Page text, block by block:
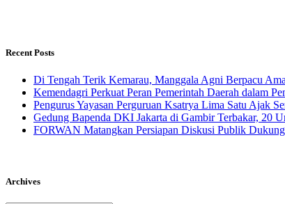
Recent Posts
​Di Tengah Terik Kemarau, Manggala Agni Berpacu
Kemendagri Perkuat Peran Pemerintah Daerah dalam
Pengurus Yayasan Perguruan Ksatrya Lima Satu Ajak
Gedung Bapenda DKI Jakarta di Gambir Terbakar, 20
FORWAN Matangkan Persiapan Diskusi Publik
Archives